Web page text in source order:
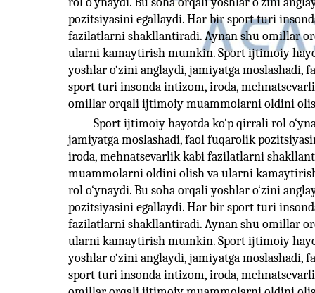
pozitsiyasini egallaydi. Har bir sport turi
fazilatlarni shakllantiradi. Aynan shu omillar
ularni kamaytirish mumkin. Sport ijtimoiy
yoshlar o‘zini anglaydi, jamiyatga
sport turi insonda intizom, iroda,
omillar orqali ijtimoiy muammolarni oldini
Sport ijtimoiy hayotda ko‘p qirrali rol
jamiyatga moslashadi, faol fuqarolik
iroda, mehnatsevarlik kabi fazilatlarni
muammolarni oldini olish va ularni
rol o‘ynaydi. Bu soha orqali yoshlar o‘zini
pozitsiyasini egallaydi. Har bir sport turi
fazilatlarni shakllantiradi. Aynan shu omillar
ularni kamaytirish mumkin. Sport ijtimoiy
yoshlar o‘zini anglaydi, jamiyatga
sport turi insonda intizom, iroda,